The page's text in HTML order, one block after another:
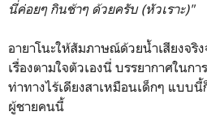
นี่ค่อยๆ กินช้าๆ ด้วยครับ (หัวเราะ)"
อายาโนะให้สัมภาษณ์ด้วยน้ำเสียงจริ
เรื่องตามใจตัวเองนี่ บรรยากาศใน
ท่าทางไร้เดียงสาเหมือนเด็กๆ แบบ
ผู้ชายคนนี้